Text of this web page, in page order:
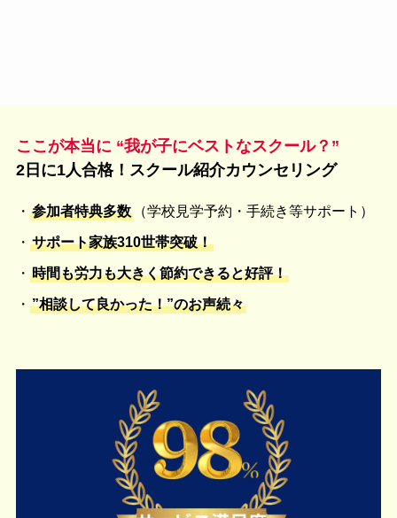
ここが本当に “我が子にベストなスクール？”
2日に1人合格！スクール紹介カウンセリング
・ 参加者特典多数（学校見学予約・手続き等サポート）
・ サポート家族310世帯突破！
・ 時間も労力も大きく節約できると好評！
・ ”相談して良かった！”のお声続々